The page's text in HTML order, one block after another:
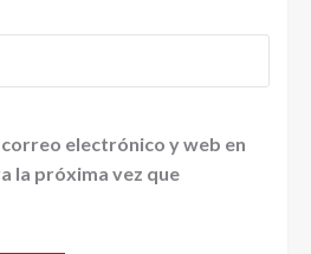
electrónico y web en
la próxima vez que